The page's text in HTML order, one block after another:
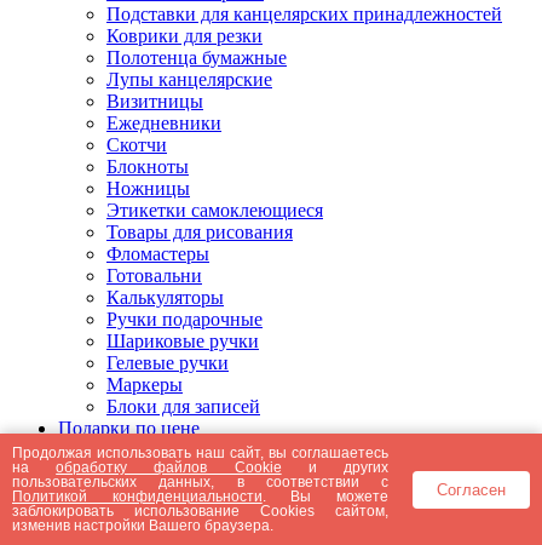
Подставки для канцелярских принадлежностей
Коврики для резки
Полотенца бумажные
Лупы канцелярские
Визитницы
Ежедневники
Скотчи
Блокноты
Ножницы
Этикетки самоклеющиеся
Товары для рисования
Фломастеры
Готовальни
Калькуляторы
Ручки подарочные
Шариковые ручки
Гелевые ручки
Маркеры
Блоки для записей
Подарки по цене
Подарки от 5000 рублей
Подарки до 5000 рублей
Подарки до 3000 рублей
Подарки до 2000 рублей
Подарки до 1000 рублей
Продолжая использовать наш сайт, вы соглашаетесь
наобработку файлов Cookie и других
пользовательских данных, в соответствии с
Политикой конфиденциальности . Вы можете
заблокировать использование Cookies сайтом,
изменив настройки Вашего браузера.
Согласен